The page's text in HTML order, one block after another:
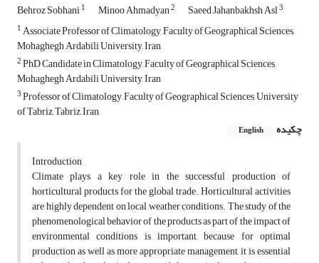
Behroz Sobhani1 Minoo Ahmadyan2 Saeed Jahanbakhsh Asl3
1Associate Professor of Climatology, Faculty of Geographical Sciences,
Mohaghegh Ardabili University, Iran
2PhD Candidate in Climatology, Faculty of Geographical Sciences,
Mohaghegh Ardabili University, Iran
3Professor of Climatology, Faculty of Geographical Sciences, University
of Tabriz, Tabriz, Iran
چکیده
English
Introduction
Climate plays a key role in the successful production of
horticultural products for the global trade. Horticultural activities
are highly dependent on local weather conditions. The study of the
phenomenological behavior of the products as part of the impact of
environmental conditions is important, because for optimal
production as well as more appropriate management, it is essential